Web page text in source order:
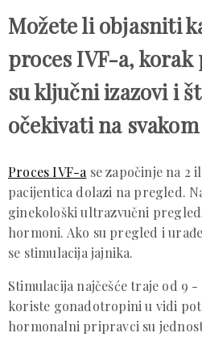
Možete li objasniti
proces IVF-a, korak
su ključni izazovi i
očekivati na
Proces IVF-ase započinje na 2
pacijentica dolazi na pregled.
ginekološki ultrazvučni
hormoni. Ako su pregled i
se stimulacija jajnika.
Stimulacija najčešće traje od 9 -
koriste gonadotropini u vidi
hormonalni pripravci su